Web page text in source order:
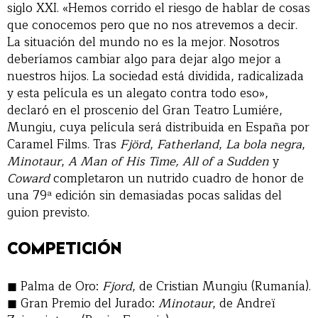
siglo XXI. «Hemos corrido el riesgo de hablar de cosas
que conocemos pero que no nos atrevemos a decir.
La situación del mundo no es la mejor. Nosotros
deberíamos cambiar algo para dejar algo mejor a
nuestros hijos. La sociedad está dividida, radicalizada
y esta película es un alegato contra todo eso»,
declaró en el proscenio del Gran Teatro Lumiére,
Mungiu, cuya película será distribuida en España por
Caramel Films. Tras Fjörd, Fatherland, La bola negra,
Minotaur, A Man of His Time, All of a Suddeny
Cowardcompletaron un nutrido cuadro de honor de
una 79ª edición sin demasiadas pocas salidas del
guion previsto.
COMPETICIÓN
Palma de Oro: Fjord, de Cristian Mungiu (Rumanía).
Gran Premio del Jurado: Minotaur, de Andreï